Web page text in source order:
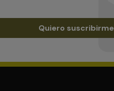
Quiero suscribirme